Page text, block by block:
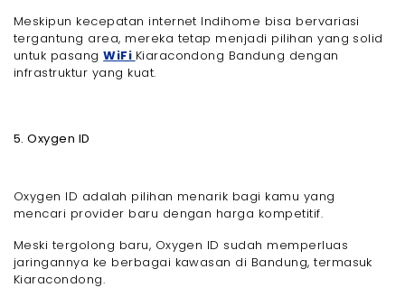
Meskipun kecepatan internet Indihome bisa bervariasi
tergantung area, mereka tetap menjadi pilihan yang solid
untuk pasangWiFi Kiaracondong Bandung dengan
infrastruktur yang kuat.
5. Oxygen ID
Oxygen ID adalah pilihan menarik bagi kamu yang
mencari provider baru dengan harga kompetitif.
Meski tergolong baru, Oxygen ID sudah memperluas
jaringannya ke berbagai kawasan di Bandung, termasuk
Kiaracondong.